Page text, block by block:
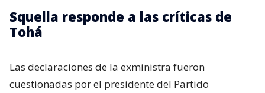
Squella responde a las críticas de
Tohá
Las declaraciones de la exministra fueron
cuestionadas por el presidente del Partido